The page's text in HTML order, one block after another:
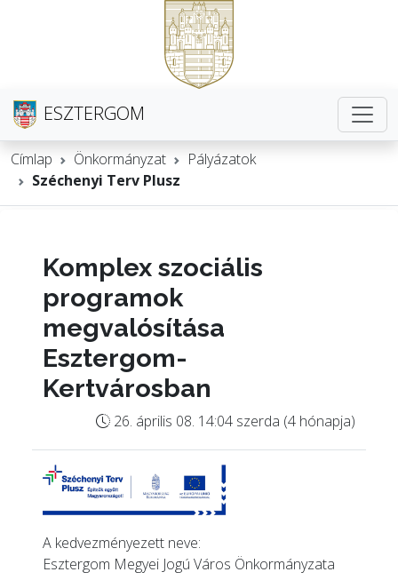
ESZTERGOM
Címlap Önkormányzat
Pályázatok
Széchenyi Terv Plusz
Komplex szociális
programok
megvalósítása
Esztergom-
Kertvárosban
26. április 08. 14:04 szerda (4 hónapja)
A kedvezményezett neve:
Esztergom Megyei Jogú Város Önkormányzata